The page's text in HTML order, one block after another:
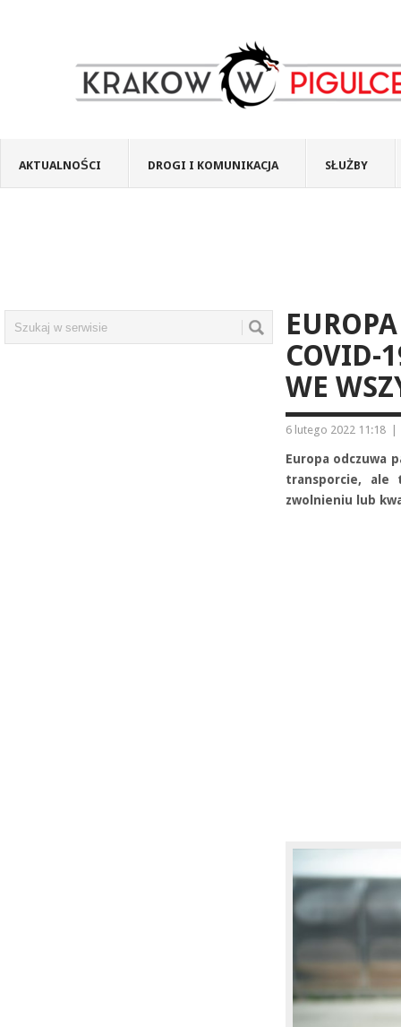
AKTUALNOŚCI DROGI I KOMUNIKACJA SŁUŻBY
COVID-
WE
6 lutego 2022 11:18
Europa odczuwa
transporcie, ale
zwolnieniu lub